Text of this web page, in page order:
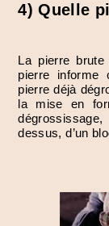
4) Quelle
La pierre
pierre informe
pierre déjà
la mise en
dessus, d’un